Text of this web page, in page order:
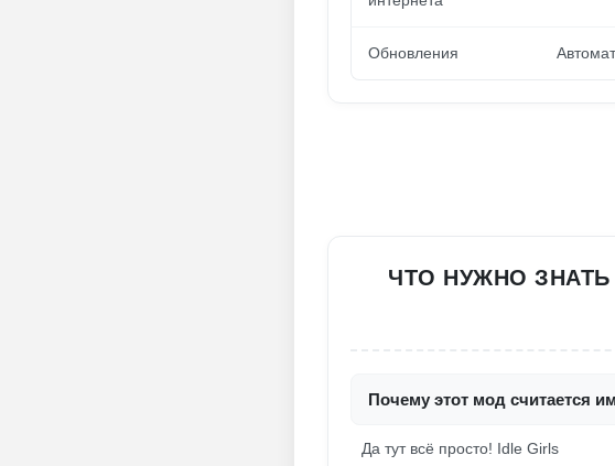
Обновления
ЧТО НУЖНО ЗНАТЬ
Почему этот мод считается
Да тут всё просто! Idle Girls